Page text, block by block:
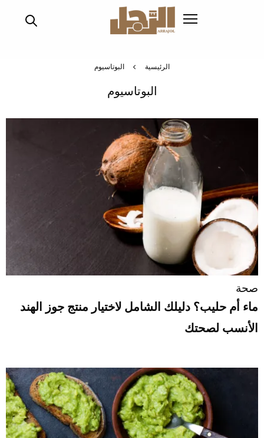
الرئيسية البوتاسيوم
البوتاسيوم
صحة
ماء أم حليب؟ دليلك الشامل لاختيار منتج جوز الهند
الأنسب لصحتك